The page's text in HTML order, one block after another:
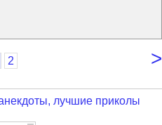
>
2
лучшие приколы